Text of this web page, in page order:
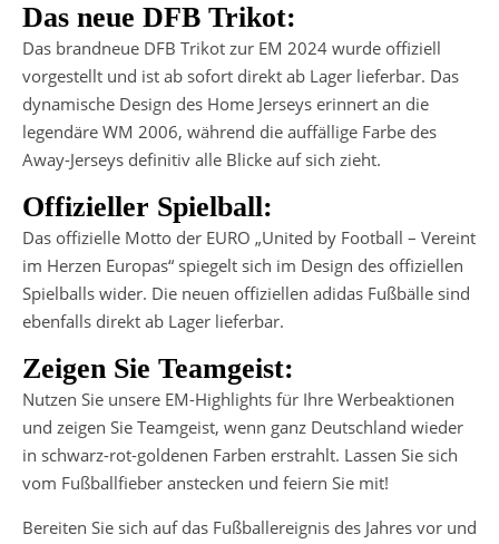
Das neue DFB Trikot:
Das brandneue DFB Trikot zur EM 2024 wurde offiziell
vorgestellt und ist ab sofort direkt ab Lager lieferbar. Das
dynamische Design des Home Jerseys erinnert an die
legendäre WM 2006, während die auffällige Farbe des
Away-Jerseys definitiv alle Blicke auf sich zieht.
Offizieller Spielball:
Das offizielle Motto der EURO „United by Football – Vereint
im Herzen Europas“ spiegelt sich im Design des offiziellen
Spielballs wider. Die neuen offiziellen adidas Fußbälle sind
ebenfalls direkt ab Lager lieferbar.
Zeigen Sie Teamgeist:
Nutzen Sie unsere EM-Highlights für Ihre Werbeaktionen
und zeigen Sie Teamgeist, wenn ganz Deutschland wieder
in schwarz-rot-goldenen Farben erstrahlt. Lassen Sie sich
vom Fußballfieber anstecken und feiern Sie mit!
Bereiten Sie sich auf das Fußballereignis des Jahres vor und